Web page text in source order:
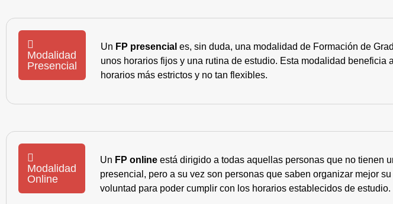
Modalidad
Presencial
Un FP presencial es, sin duda, una modalidad de Formación de
unos horarios fijos y una rutina de estudio. Esta modalidad
horarios más estrictos y no tan flexibles.
Modalidad
Online
Un FP online está dirigido a todas aquellas personas que no tienen
presencial, pero a su vez son personas que saben organizar mejor
voluntad para poder cumplir con los horarios establecidos de estudio.